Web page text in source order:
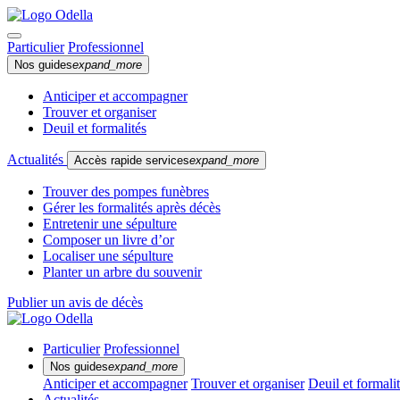
Particulier Professionnel
Nos guidesexpand_more
Anticiper et accompagner
Trouver et organiser
Deuil et formalités
Actualités Accès rapide servicesexpand_more
Trouver des pompes funèbres
Gérer les formalités après décès
Entretenir une sépulture
Composer un livre d’or
Localiser une sépulture
Planter un arbre du souvenir
Publier un avis de décès
Particulier Professionnel
Nos guidesexpand_more
Anticiper et accompagner Trouver et organiser Deuil et